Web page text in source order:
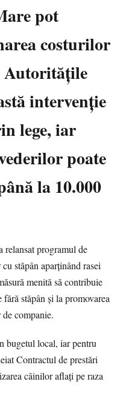
pot
costurilor
Autoritățile
intervenție
lege, iar
poate
la 10.000
programul de
stăpân aparținând rasei
menită să contribuie
stăpân și la promovarea
companie.
bugetul local, iar pentru
Contractul de prestări
câinilor aflați pe raza